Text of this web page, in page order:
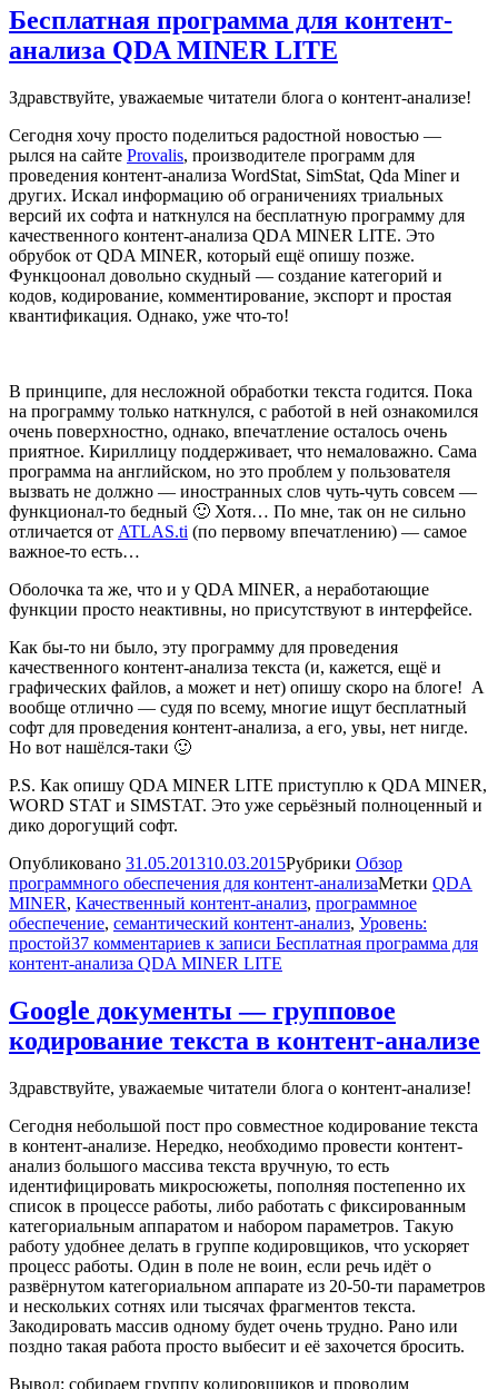
Бесплатная программа для контент-
анализа QDA MINER LITE
Здравствуйте, уважаемые читатели блога о контент-анализе!
Сегодня хочу просто поделиться радостной новостью —
рылся на сайте Provalis, производителе программ для
проведения контент-анализа WordStat, SimStat, Qda Miner и
других. Искал информацию об ограничениях триальных
версий их софта и наткнулся на бесплатную программу для
качественного контент-анализа QDA MINER LITE. Это
обрубок от QDA MINER, который ещё опишу позже.
Функцоонал довольно скудный — создание категорий и
кодов, кодирование, комментирование, экспорт и простая
квантификация. Однако, уже что-то!
В принципе, для несложной обработки текста годится. Пока
на программу только наткнулся, с работой в ней ознакомился
очень поверхностно, однако, впечатление осталось очень
приятное. Кириллицу поддерживает, что немаловажно. Сама
программа на английском, но это проблем у пользователя
вызвать не должно — иностранных слов чуть-чуть совсем —
функционал-то бедный 🙂 Хотя… По мне, так он не сильно
отличается от ATLAS.ti (по первому впечатлению) — самое
важное-то есть…
Оболочка та же, что и у QDA MINER, а неработающие
функции просто неактивны, но присутствуют в интерфейсе.
Как бы-то ни было, эту программу для проведения
качественного контент-анализа текста (и, кажется, ещё и
графических файлов, а может и нет) опишу скоро на блоге! А
вообще отлично — судя по всему, многие ищут бесплатный
софт для проведения контент-анализа, а его, увы, нет нигде.
Но вот нашёлся-таки 🙂
P.S. Как опишу QDA MINER LITE приступлю к QDA MINER,
WORD STAT и SIMSTAT. Это уже серьёзный полноценный и
дико дорогущий софт.
Опубликовано 31.05.201310.03.2015Рубрики Обзор
программного обеспечения для контент-анализаМетки QDA
MINER, Качественный контент-анализ, программное
обеспечение, семантический контент-анализ, Уровень:
простой37 комментариев к записи Бесплатная программа для
контент-анализа QDA MINER LITE
Google документы — групповое
кодирование текста в контент-анализе
Здравствуйте, уважаемые читатели блога о контент-анализе!
Сегодня небольшой пост про совместное кодирование текста
в контент-анализе. Нередко, необходимо провести контент-
анализ большого массива текста вручную, то есть
идентифицировать микросюжеты, пополняя постепенно их
список в процессе работы, либо работать с фиксированным
категориальным аппаратом и набором параметров. Такую
работу удобнее делать в группе кодировщиков, что ускоряет
процесс работы. Один в поле не воин, если речь идёт о
развёрнутом категориальном аппарате из 20-50-ти параметров
и нескольких сотнях или тысячах фрагментов текста.
Закодировать массив одному будет очень трудно. Рано или
поздно такая работа просто выбесит и её захочется бросить.
Вывод: собираем группу кодировщиков и проводим